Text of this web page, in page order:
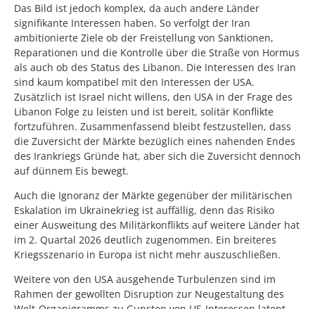
Das Bild ist jedoch komplex, da auch andere Länder
signifikante Interessen haben. So verfolgt der Iran
ambitionierte Ziele ob der Freistellung von Sanktionen,
Reparationen und die Kontrolle über die Straße von Hormus
als auch ob des Status des Libanon. Die Interessen des Iran
sind kaum kompatibel mit den Interessen der USA.
Zusätzlich ist Israel nicht willens, den USA in der Frage des
Libanon Folge zu leisten und ist bereit, solitär Konflikte
fortzuführen. Zusammenfassend bleibt festzustellen, dass
die Zuversicht der Märkte bezüglich eines nahenden Endes
des Irankriegs Gründe hat, aber sich die Zuversicht dennoch
auf dünnem Eis bewegt.
Auch die Ignoranz der Märkte gegenüber der militärischen
Eskalation im Ukrainekrieg ist auffällig, denn das Risiko
einer Ausweitung des Militärkonflikts auf weitere Länder hat
im 2. Quartal 2026 deutlich zugenommen. Ein breiteres
Kriegsszenario in Europa ist nicht mehr auszuschließen.
Weitere von den USA ausgehende Turbulenzen sind im
Rahmen der gewollten Disruption zur Neugestaltung des